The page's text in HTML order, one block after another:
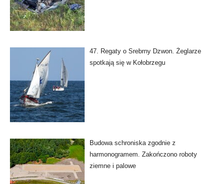
47. Regaty o Srebrny Dzwon. Żeglarze
spotkają się w Kołobrzegu
Budowa schroniska zgodnie z
harmonogramem. Zakończono roboty
ziemne i palowe